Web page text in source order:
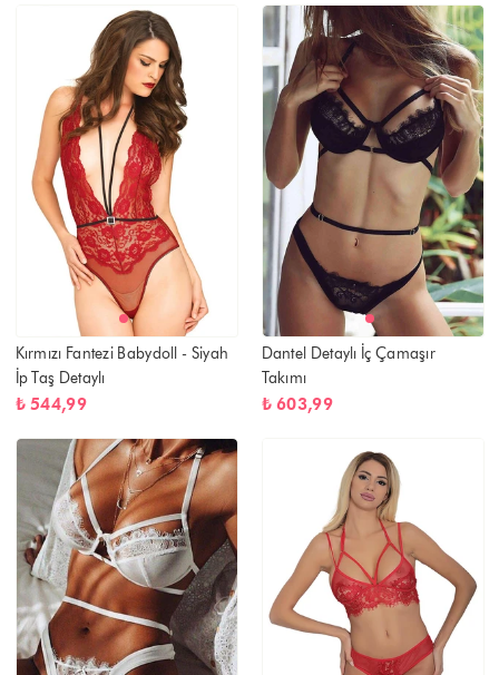
Kırmızı Fantezi Babydoll - Siyah
İp Taş Detaylı
₺ 544,99
Dantel Detaylı İç Çamaşır
Takımı
₺ 603,99